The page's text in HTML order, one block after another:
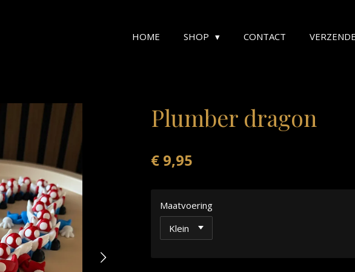
HOME SHOP CONTACT
Plumber dragon
€ 9,95
Maatvoering